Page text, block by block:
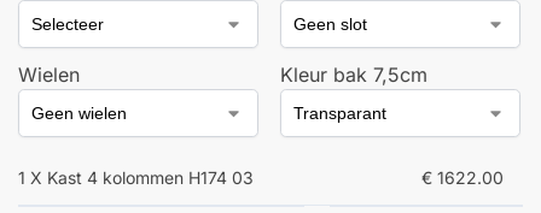
Wielen Kleur bak 7,5cm
1 X Kast 4 kolommen H174 03 € 1622.00